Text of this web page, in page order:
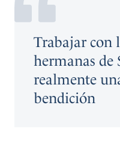
Trabajar con
hermanas de
realmente
bendición